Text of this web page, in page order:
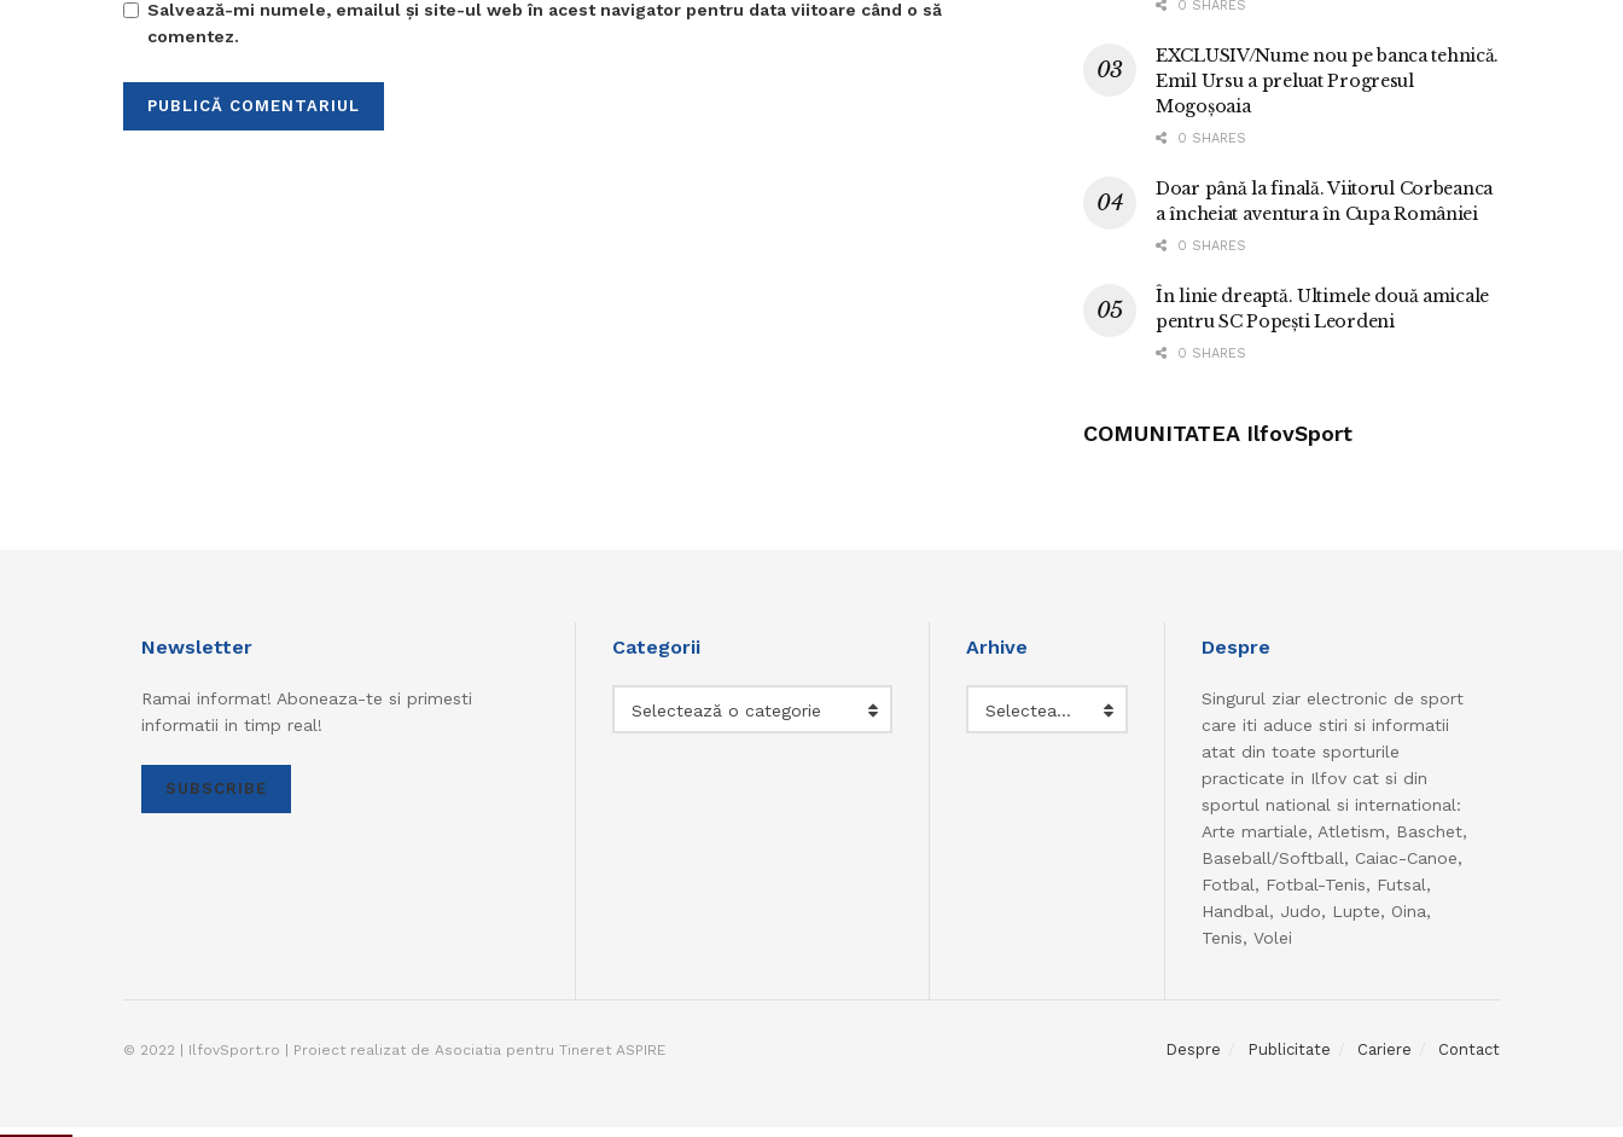
Salvează-mi numele, emailul și site-ul web în acest navigator pentru data viitoare când o să
comentez.
0 SHARES
EXCLUSIV/Nume nou pe banca tehnică.
Emil Ursu a preluat Progresul
Mogoșoaia
0 SHARES
Doar până la finală. Viitorul Corbeanca
a încheiat aventura în Cupa României
0 SHARES
În linie dreaptă. Ultimele două amicale
pentru SC Popești Leordeni
0 SHARES
COMUNITATEA IlfovSport
Newsletter
Ramai informat! Aboneaza-te si primesti
informatii in timp real!
SUBSCRIBE
Categorii
Selectează o categorie
Arhive
Selectează luna
Despre
Singurul ziar electronic de sport
care iti aduce stiri si informatii
atat din toate sporturile
practicate in Ilfov cat si din
sportul national si international:
Arte martiale, Atletism, Baschet,
Baseball/Softball, Caiac-Canoe,
Fotbal, Fotbal-Tenis, Futsal,
Handbal, Judo, Lupte, Oina,
Tenis, Volei
Despre Publicitate Cariere Contact
© 2022 | IlfovSport.ro | Proiect realizat de Asociatia pentru Tineret ASPIRE